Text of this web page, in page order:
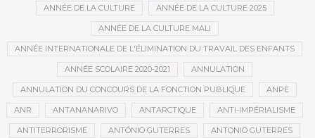
ANNÉE DE LA CULTURE ANNÉE DE LA CULTURE 2025
ANNÉE DE LA CULTURE MALI
ANNÉE INTERNATIONALE DE L'ÉLIMINATION DU TRAVAIL DES ENFANTS
ANNÉE SCOLAIRE 2020-2021 ANNULATION
ANNULATION DU CONCOURS DE LA FONCTION PUBLIQUE ANPE
ANR ANTANANARIVO ANTARCTIQUE ANTI-IMPÉRIALISME
ANTITERRORISME ANTÓNIO GUTERRES ANTONIO GUTERRES